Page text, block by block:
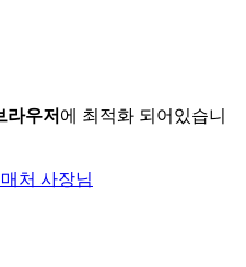
라우저 에 최적화 되어있습니
처 사장님